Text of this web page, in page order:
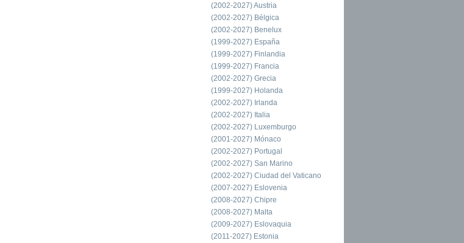
(2002-2027) Austria
(2002-2027) Bélgica
(2002-2027) Benelux
(1999-2027) España
(1999-2027) Finlandia
(1999-2027) Francia
(2002-2027) Grecia
(1999-2027) Holanda
(2002-2027) Irlanda
(2002-2027) Italia
(2002-2027) Luxemburgo
(2001-2027) Mónaco
(2002-2027) Portugal
(2002-2027) San Marino
(2002-2027) Ciudad del Vaticano
(2007-2027) Eslovenia
(2008-2027) Chipre
(2008-2027) Malta
(2009-2027) Eslovaquia
(2011-2027) Estonia